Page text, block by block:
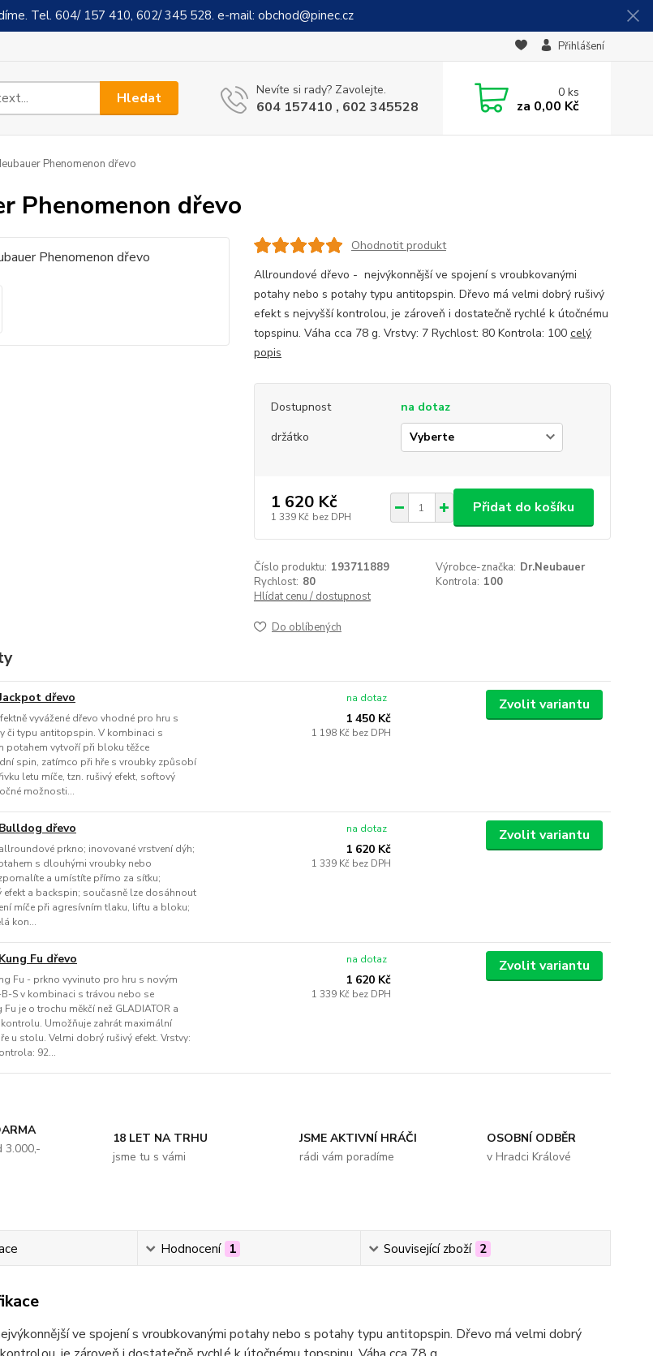
Tel. 604/ 157 410, 602/ 345 528. e-mail: obchod@pinec.cz
Přihlášení
Hledat Nevíte si rady? Zavolejte.
604 157410 , 602 345528
0ks
za 0,00 Kč
Phenomenon dřevo
Phenomenon dřevo
Ohodnotit produkt
Allroundové dřevo - nejvýkonnější ve spojení s vroubkovanými
potahy nebo s potahy typu antitopspin. Dřevo má velmi dobrý rušivý
efekt s nejvyšší kontrolou, je zároveň i dostatečně rychlé k útočnému
topspinu. Váha cca 78 g. Vrstvy: 7 Rychlost: 80 Kontrola: 100 celý
popis
Dostupnost
na dotaz
držátko
1 620 Kč
1 339 Kč bez DPH
Přidat do košíku
Číslo produktu: 193711889 Výrobce-značka: Dr.Neubauer
Rychlost: 80 Kontrola: 100
Hlídat cenu / dostupnost
Do oblíbených
dřevo
vyvážené dřevo vhodné pro hru s
či typu antitopspin. V kombinaci s
potahem vytvoří při bloku těžce
spin, zatímco při hře s vroubky způsobí
letu míče, tzn. rušivý efekt, softový
možnosti...
1 450 Kč
1 198 Kč bez DPH
na dotaz Zvolit variantu
dřevo
prkno; inovované vrstvení dýh;
s dlouhými vroubky nebo
a umístíte přímo za síťku;
efekt a backspin; současně lze dosáhnout
míče při agresívním tlaku, liftu a bloku;
kon...
1 620 Kč
1 339 Kč bez DPH
na dotaz Zvolit variantu
Fu dřevo
Fu - prkno vyvinuto pro hru s novým
S v kombinaci s trávou nebo se
Fu je o trochu měkčí než GLADIATOR a
kontrolu. Umožňuje zahrát maximální
u stolu. Velmi dobrý rušivý efekt. Vrstvy:
92...
1 620 Kč
1 339 Kč bez DPH
na dotaz Zvolit variantu
3.000,-
18 LET NA TRHU
jsme tu s vámi
JSME AKTIVNÍ HRÁČI
rádi vám poradíme
OSOBNÍ ODBĚR
v Hradci Králové
Hodnocení 1 Související zboží 2
ve spojení s vroubkovanými potahy nebo s potahy typu antitopspin. Dřevo má velmi dobrý